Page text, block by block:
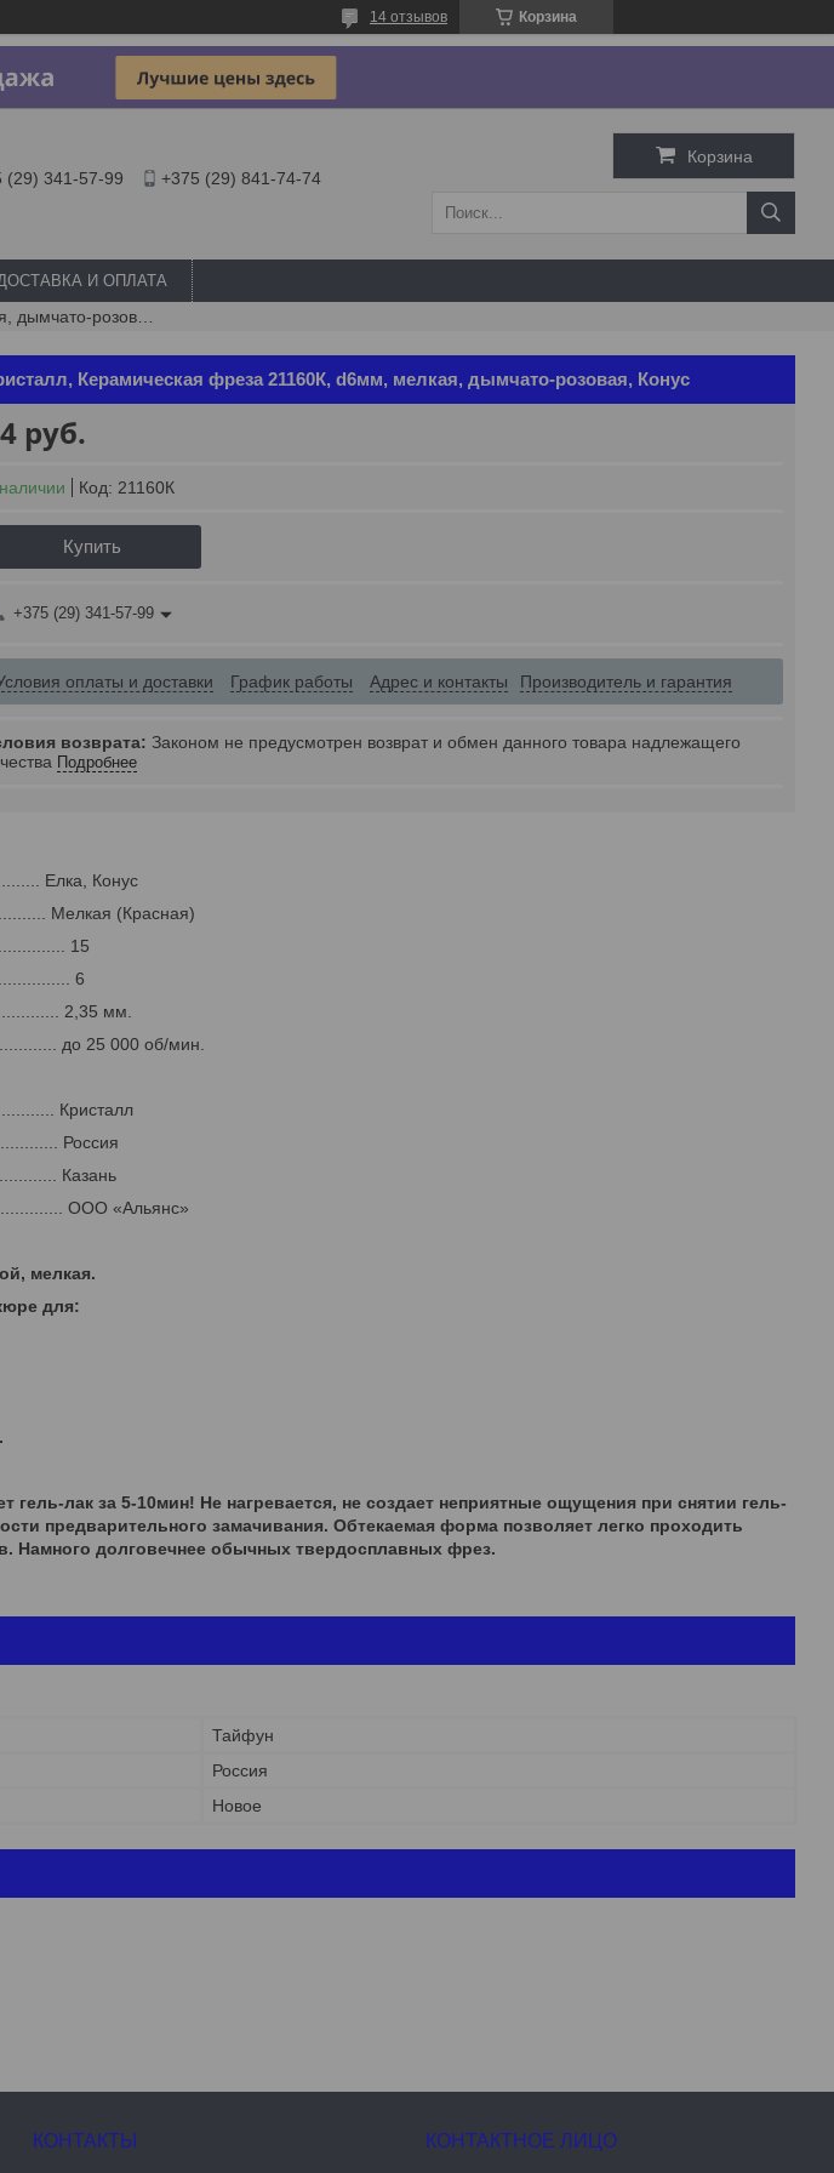
Корзина
14 отзывов
(29) 341-57-99 +375 (29) 841-74-74
Корзина
И ОПЛАТА
Керамическая фреза 21160К, d6мм, мелкая, дымчато-розовая, Конус
руб.
Код: 21160К
Купить
+375 (29) 341-57-99
оплаты и доставки График работы Адрес и контакты Производитель и гарантия
Законом не предусмотрен возврат и обмен данного товара надлежащего
Подробнее
Елка, Конус
Мелкая (Красная)
15
6
2,35 мм.
до 25 000 об/мин.
Кристалл
Россия
Казань
ООО «Альянс»
мелкая.
для:
гель-лак за 5-10мин! Не нагревается, не создает неприятные ощущения при снятии гель-
предварительного замачивания. Обтекаемая форма позволяет легко проходить
Намного долговечнее обычных твердосплавных фрез.
Тайфун
Россия
Новое